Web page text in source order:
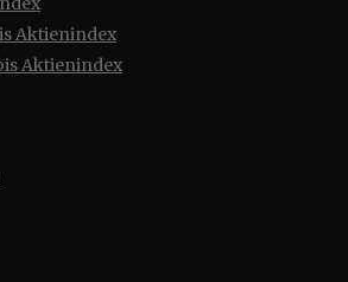
Aktienindex
Aktienindex